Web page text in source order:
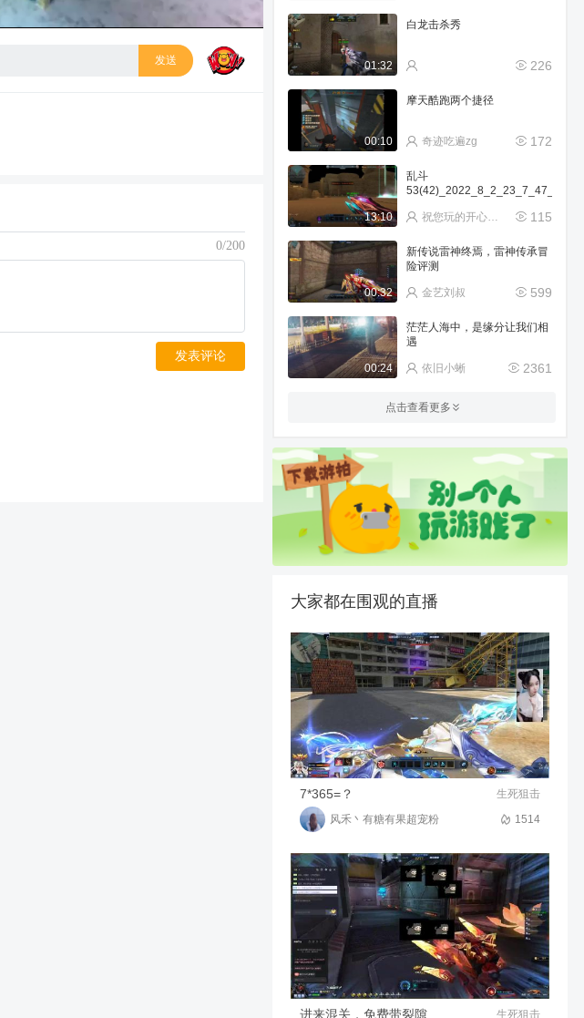
发送
0/200
发表评论
01:32
白龙击杀秀
226
00:10
摩天酷跑两个捷径
172
奇迹吃遍zg
13:10
乱斗
53(42)_2022_8_2_23_7_47_1
115
祝您玩的开心Ngf
00:32
新传说雷神终焉，雷神传承冒
险评测
599
金艺刘叔
00:24
茫茫人海中，是缘分让我们相
遇
2361
依旧小蜥
雪球星星：创世七天
00:18
人类直接傻眼了
145
生死狙击★梦仙
12:20
乱斗
53(42)_2022_7_30_22_46_7_2
祝您玩的开心Ngf
00:25
S23赛季联赛总结
2146
依旧小蜥
00:13
生死狙击的灵异瞬间
1868
依旧小蜥
00:13
你的巅峰时期忘了吗
1657
依旧小蜥
点击查看更多
大家都在围观的直播
生死狙击
7*365=？
1514
风禾丶有糖有果超宠粉
生死狙击
进来混关，免费带裂隙